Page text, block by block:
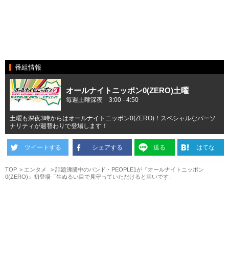
番組情報
オールナイトニッポン0(ZERO)土曜
毎週土曜深夜 3:00 - 4:50
土曜も深夜3時からはオールナイトニッポン0(ZERO)！スペシャルなパーソ
ナリティが週替わりで登場します！
ツイートする シェアする 送る はてな
TOP エンタメ
話題沸騰中のバンド・PEOPLE1が『オールナイトニッポン
0(ZERO)』初登場「生ぬるい目で見守っていただけると幸いです」